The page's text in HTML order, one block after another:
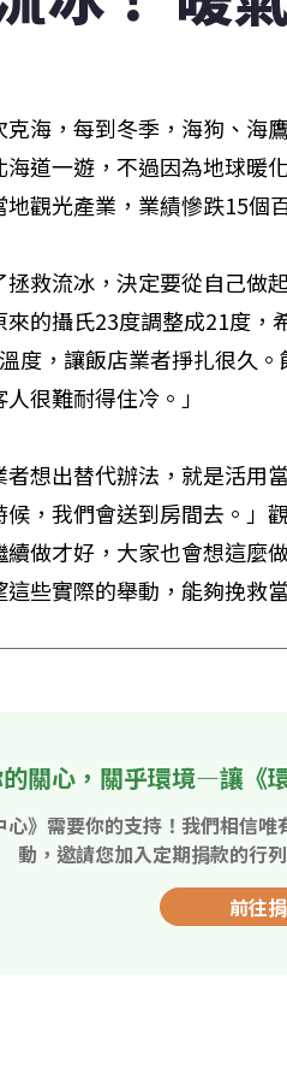
克海，每到冬季，海狗、海
道一遊，不過因為地球暖
觀光產業，業績慘跌15個
救流冰，決定要從自己做
的攝氏23度調整成21度
度，讓飯店業者掙扎很久
很難耐得住冷。」
想出替代辦法，就是活用
，我們會送到房間去。」
做才好，大家也會想這麼
些實際的舉動，能夠挽救
關心，關乎環境—讓《
心》需要你的支持！我們相信
動，邀請您加入定期捐款的行
前往